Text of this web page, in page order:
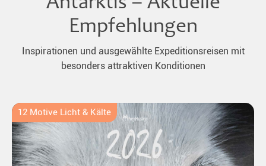
Empfehlungen
Inspirationen und ausgewählte Expeditionsreisen mit
besonders attraktiven Konditionen
12 Motive Licht & Kälte